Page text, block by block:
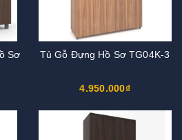
Sơ
Tủ Gỗ Đựng Hồ Sơ TG04K-3
4.950.000₫